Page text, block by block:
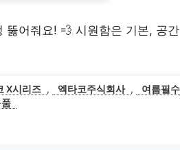
뚫어줘요! 💨 시원함은 기본, 공간
X시리즈 , 엑타코주식회사 ,
여름필수